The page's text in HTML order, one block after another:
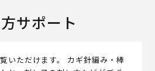
サポート
いただけます。 カギ針編み・棒